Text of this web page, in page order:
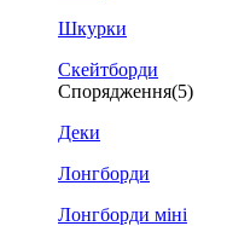
Шкурки
Скейтборди
Спорядження(5)
Деки
Лонгборди
Лонгборди міні